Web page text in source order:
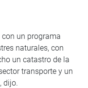
un programa
naturales, con
un catastro de la
transporte y un
dijo.